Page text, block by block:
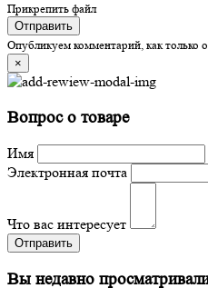
Прикрепить файл
Отправить
Опубликуем комментарий, как только
×
Вопрос о товаре
Имя
Электронная почта
Что вас интересует
Отправить
Вы недавно